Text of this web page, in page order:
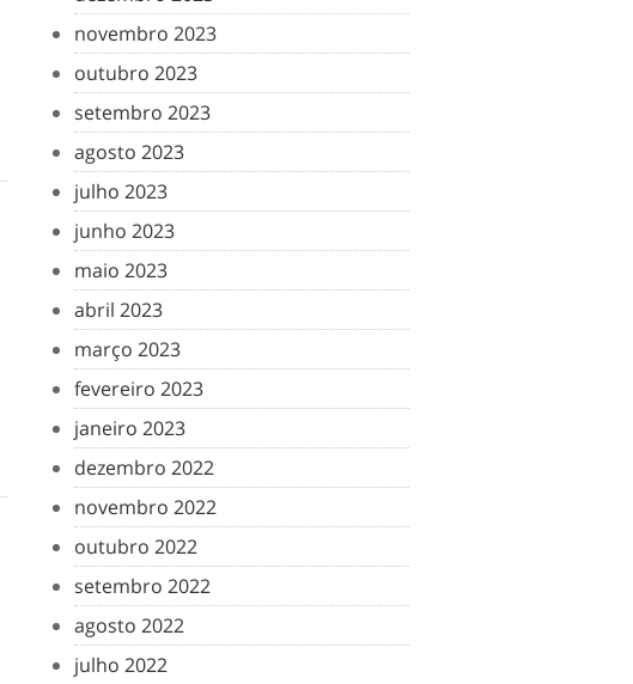
novembro 2023
outubro 2023
setembro 2023
agosto 2023
julho 2023
junho 2023
maio 2023
abril 2023
março 2023
fevereiro 2023
janeiro 2023
dezembro 2022
novembro 2022
outubro 2022
setembro 2022
agosto 2022
julho 2022